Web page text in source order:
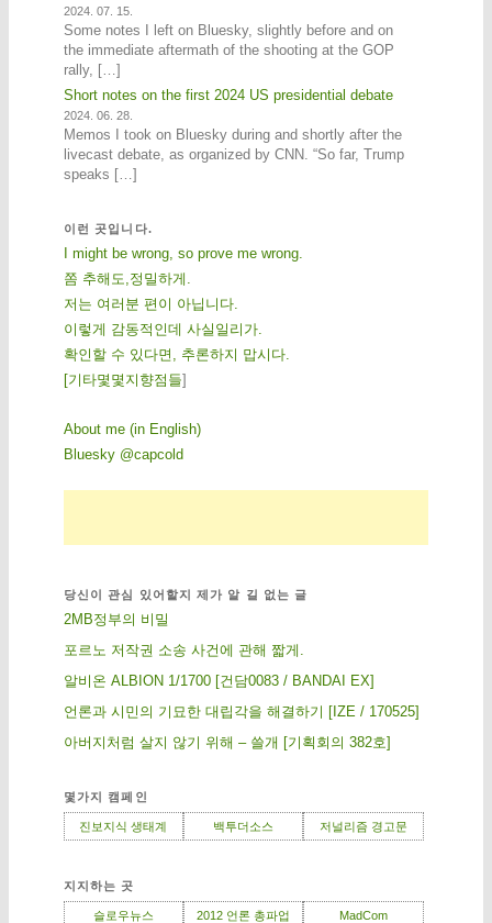
2024. 07. 15.
Some notes I left on Bluesky, slightly before and on
the immediate aftermath of the shooting at the GOP
rally, […]
Short notes on the first 2024 US presidential debate
2024. 06. 28.
Memos I took on Bluesky during and shortly after the
livecast debate, as organized by CNN. “So far, Trump
speaks […]
이런 곳입니다.
I might be wrong, so prove me wrong.
쫌 추해도,정밀하게.
저는 여러분 편이 아닙니다.
이렇게 감동적인데 사실일리가.
확인할 수 있다면, 추론하지 맙시다.
[기 타몇 몇 지 향점 들]
About me (in English)
Bluesky @capcold
당신이 관심 있어할지 제가 알 길 없는 글
2MB정부의 비밀
포르노 저작권 소송 사건에 관해 짧게.
알비온 ALBION 1/1700 [건담0083 / BANDAI EX]
언론과 시민의 기묘한 대립각을 해결하기 [IZE / 170525]
아버지처럼 살지 않기 위해 – 쓸개 [기획회의 382호]
몇가지 캠페인
진보지식 생태계 백투더소스 저널리즘 경고문
지지하는 곳
슬로우뉴스 2012 언론 총파업 MadCom